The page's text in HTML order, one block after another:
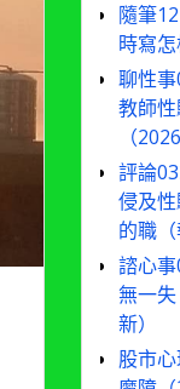
隨筆
時寫
聊性
教師
（
評論
侵及
的職
諮心
無一
新）
股市